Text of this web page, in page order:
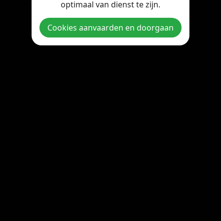
Copyright © 2026 StreamOnline.be. All rights reserved.
optimaal van dienst te zijn.
Cookies aanvaarden en doorgaan